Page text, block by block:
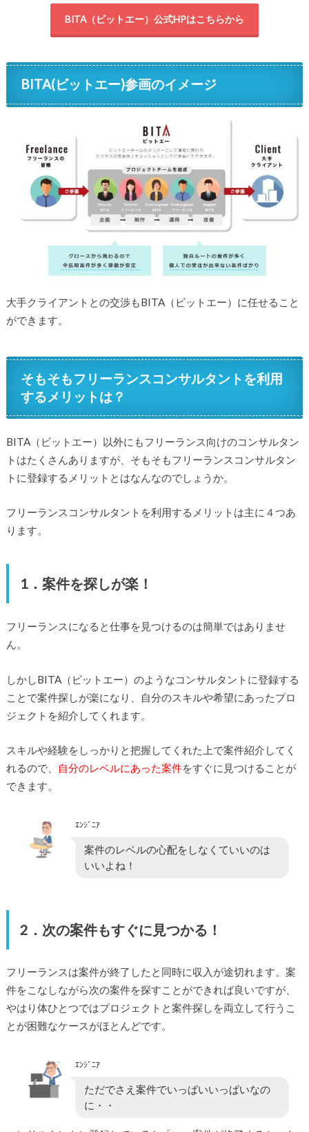
BITA（ビットエー）公式HPはこちらから
BITA(ビットエー)参画のイメージ
大手クライアントとの交渉もBITA（ビットエー）に任せること
ができます。
そもそもフリーランスコンサルタントを利用
するメリットは？
BITA（ビットエー）以外にもフリーランス向けのコンサルタン
トはたくさんありますが、そもそもフリーランスコンサルタン
トに登録するメリットとはなんなのでしょうか。
フリーランスコンサルタントを利用するメリットは主に４つあ
ります。
1．案件を探しが楽！
フリーランスになると仕事を見つけるのは簡単ではありませ
ん。
しかしBITA（ビットエー）のようなコンサルタントに登録する
ことで案件探しが楽になり、自分のスキルや希望にあったプロ
ジェクトを紹介してくれます。
スキルや経験をしっかりと把握してくれた上で案件紹介してく
れるので、
自分のレベルにあった案件をすぐに見つけることが
できます。
ｴﾝｼﾞﾆｱ
案件のレベルの心配をしなくていいのは
いいよね！
2．次の案件もすぐに見つかる！
フリーランスは案件が終了したと同時に収入が途切れます。案
件をこなしながら次の案件を探すことができれば良いですが、
やはり体ひとつではプロジェクトと案件探しを両立して行うこ
とが困難なケースがほとんどです。
ｴﾝｼﾞﾆｱ
ただでさえ案件でいっぱいいっぱいなの
に・・